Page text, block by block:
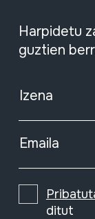
Harpidetu
guztien
Izena
Emaila
ditut